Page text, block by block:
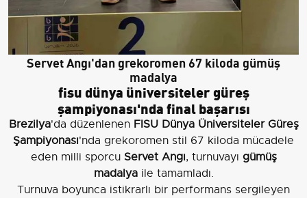
Servet Angı'dan grekoromen 67 kiloda gümüş
madalya
fisu dünya üniversiteler güreş
şampiyonası'nda final başarısı
Brezilya'da düzenlenen FISU Dünya Üniversiteler Güreş
Şampiyonası'nda grekoromen stil 67 kiloda mücadele
eden milli sporcu Servet Angı, turnuvayı gümüş
madalyaile tamamladı.
Turnuva boyunca istikrarlı bir performans sergileyen